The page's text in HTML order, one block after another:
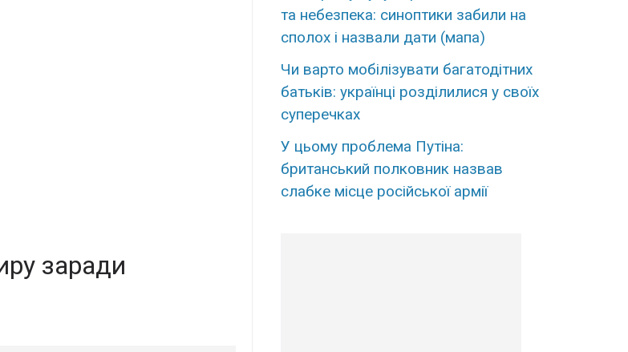
заради
та небезпека: синоптики забили на
сполох і назвали дати (мапа)
Чи варто мобілізувати багатодітних
батьків: українці розділилися у своїх
суперечках
У цьому проблема Путіна:
британський полковник назвав
слабке місце російської армії